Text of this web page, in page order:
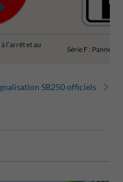
l’arrêt et au
Série F :
SB250 officiels